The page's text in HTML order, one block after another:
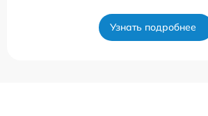
Узнать подробнее